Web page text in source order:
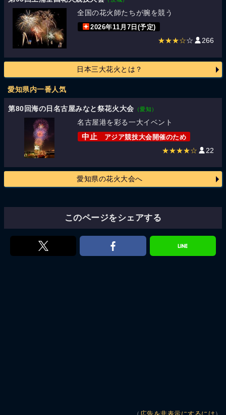
全国の花火師たちが腕を競う
2026年11月7日(予定)
★★★☆☆ 266
日本三大花火とは？
愛知県内一番人気
第80回海の日名古屋みなと祭花火大会 （愛知）
名古屋港を彩る一大イベント
中止 アジア競技大会開催のため
★★★★☆ 22
愛知県の花火大会へ
このページをシェアする